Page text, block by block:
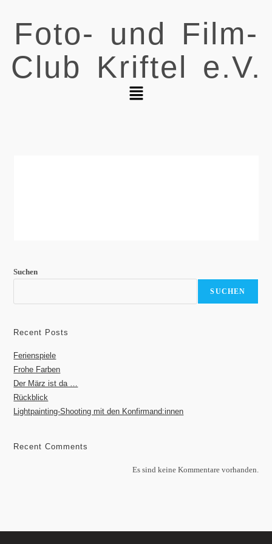
Foto- und Film-
Club Kriftel e.V.
Suchen
SUCHEN
Recent Posts
Ferienspiele
Frohe Farben
Der März ist da …
Rückblick
Lightpainting-Shooting mit den Konfirmand:innen
Recent Comments
Es sind keine Kommentare vorhanden.